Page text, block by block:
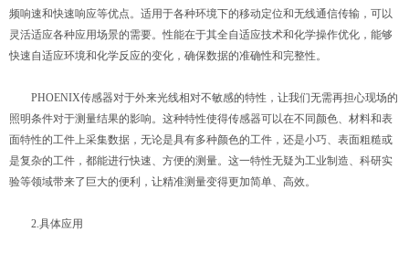
频响速和快速响应等优点。适用于各种环境下的移动定位和无线通信传输，可以
灵活适应各种应用场景的需要。性能在于其全自适应技术和化学操作优化，能够
快速自适应环境和化学反应的变化，确保数据的准确性和完整性。
PHOENIX传感器对于外来光线相对不敏感的特性，让我们无需再担心现场的
照明条件对于测量结果的影响。这种特性使得传感器可以在不同颜色、材料和表
面特性的工件上采集数据，无论是具有多种颜色的工件，还是小巧、表面粗糙或
是复杂的工件，都能进行快速、方便的测量。这一特性无疑为工业制造、科研实
验等领域带来了巨大的便利，让精准测量变得更加简单、高效。
2.具体应用